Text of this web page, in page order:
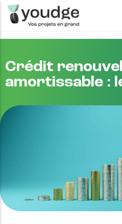
Aller
au
contenu
Crédit
amortissable :